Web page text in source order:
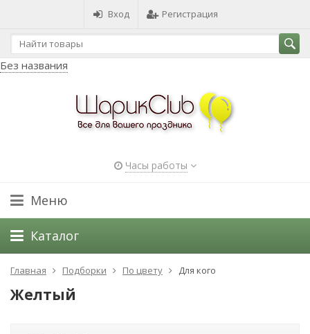
Вход Регистрация
Без названия
Часы работы
Меню
Каталог
Главная Подборки По цвету Для кого
Желтый